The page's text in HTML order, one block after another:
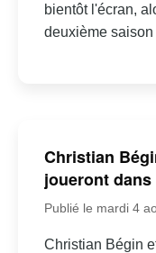
bientôt l'écran,
deuxième
Christian
joueront
Publié le mardi 4
Christian Bégin